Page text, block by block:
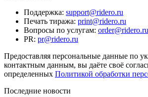
Поддержка: support@ridero.ru
Печать тиража: print@ridero.ru
Вопросы по услугам: order@ridero.ru
PR: pr@ridero.ru
Предоставляя персональные данные по
контактным данным, вы даёте своё
определенных Политикой обработки
Последние новости